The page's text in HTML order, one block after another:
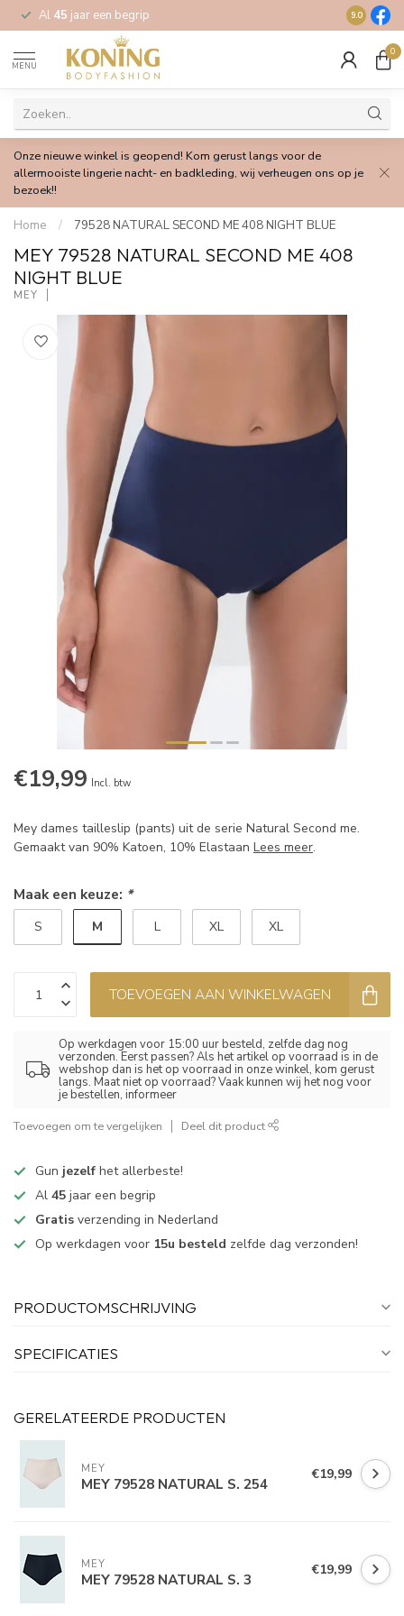
Al 45 jaar een begrip Gratis
9.0
MENU
0
Onze nieuwe winkel is geopend! Kom gerust langs voor de
allermooiste lingerie nacht- en badkleding, wij verheugen ons op je
bezoek!!
Home / 79528 NATURAL SECOND ME 408 NIGHT BLUE
MEY 79528 NATURAL SECOND ME 408
NIGHT BLUE
MEY
€19,99 Incl. btw
Mey dames tailleslip (pants) uit de serie Natural Second me.
Gemaakt van 90% Katoen, 10% Elastaan Lees meer.
Maak een keuze: *
S M L XL XL
TOEVOEGEN AAN WINKELWAGEN
Op werkdagen voor 15:00 uur besteld, zelfde dag nog
verzonden. Eerst passen? Als het artikel op voorraad is in de
webshop dan is het op voorraad in onze winkel, kom gerust
langs. Maat niet op voorraad? Vaak kunnen wij het nog voor
je bestellen, informeer
Toevoegen om te vergelijken Deel dit product
Gun jezelf het allerbeste!
Al 45 jaar een begrip
Gratis verzending in Nederland
Op werkdagen voor 15u besteld zelfde dag verzonden!
PRODUCTOMSCHRIJVING
SPECIFICATIES
GERELATEERDE PRODUCTEN
MEY
MEY 79528 NATURAL S. 254 €19,99
MEY
MEY 79528 NATURAL S. 3 €19,99